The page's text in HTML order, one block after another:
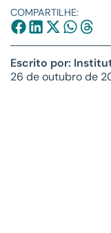
COMPARTILHE:
Escrito por:
26 de outubro de